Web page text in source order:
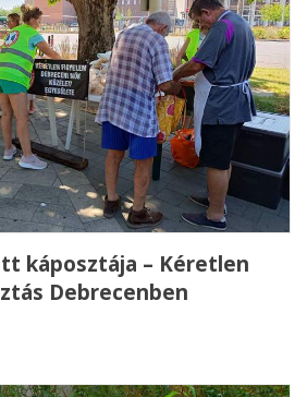
káposztája – Kéretlen
Debrecenben